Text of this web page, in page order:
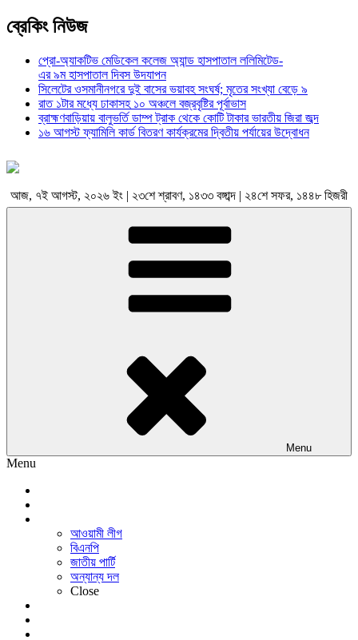
ব্রেকিং নিউজ
প্রো-অ্যাকটিভ মেডিকেল কলেজ অ্যান্ড হাসপাতাল ললিমিটেড-
এর ৯ম হাসপাতাল দিবস উদযাপন
সিলেটের ওসমানীনগরে দুই বাসের ভয়াবহ সংঘর্ষ; মৃতের সংখ্যা বেড়ে ৯
রাত ১টার মধ্যে ঢাকাসহ ১০ অঞ্চলে বজ্রবৃষ্টির পূর্বাভাস
ব্রাহ্মণবাড়িয়ায় বালুভর্তি ডাম্প ট্রাক থেকে কোটি টাকার ভারতীয় জিরা জব্দ
১৬ আগস্ট ফ্যামিলি কার্ড বিতরণ কার্যক্রমের দ্বিতীয় পর্যায়ের উদ্বোধন
আজ, ৭ই আগস্ট, ২০২৬ ইং | ২৩শে শ্রাবণ, ১৪৩৩ বঙ্গাব্দ | ২৪শে সফর, ১৪৪৮ হিজরী
Menu
Menu
আওয়ামী লীগ
বিএনপি
জাতীয় পার্টি
অন্যান্য দল
Close